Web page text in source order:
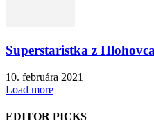
Superstaristka z
10. februára 2021
Load more
EDITOR PICKS